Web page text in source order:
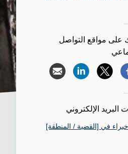
على مواقع التواصل
البريد الإلكتروني
خبراء في [القضية / المنطقة]